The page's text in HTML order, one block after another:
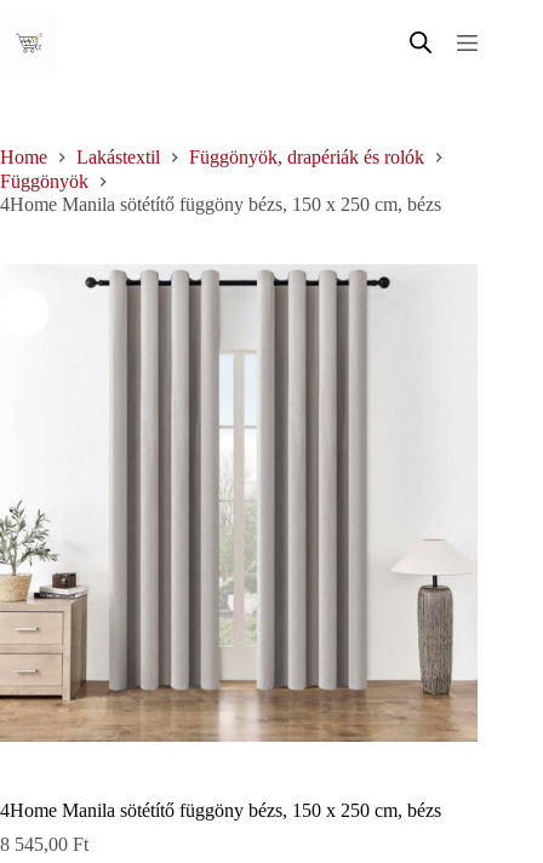
content
Home Lakástextil
Függönyök, drapériák és rolók
Függönyök
4Home Manila sötétítő függöny bézs, 150 x 250 cm, bézs
4Home Manila sötétítő függöny bézs, 150 x 250 cm, bézs
8 545,00 Ft